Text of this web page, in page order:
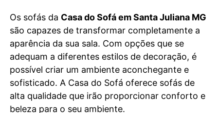
Os sofás da Casa do Sofá em Santa Juliana MG
são capazes de transformar completamente a
aparência da sua sala. Com opções que se
adequam a diferentes estilos de decoração, é
possível criar um ambiente aconchegante e
sofisticado. A Casa do Sofá oferece sofás de
alta qualidade que irão proporcionar conforto e
beleza para o seu ambiente.